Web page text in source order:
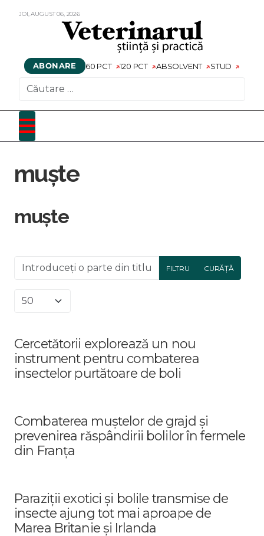
JOI,AUGUST06, 2026
ABONARE 60 PCT 120 PCT ABSOLVENT STUD
muște
muște
Introduceți o parte din titlu. FILTRU CURĂȚĂ
Afișare #
Cercetătorii explorează un nou
instrument pentru combaterea
insectelor purtătoare de boli
Combaterea muștelor de grajd și
prevenirea răspândirii bolilor în fermele
din Franța
Paraziții exotici și bolile transmise de
insecte ajung tot mai aproape de
Marea Britanie și Irlanda